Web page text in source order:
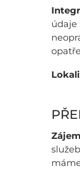
údaje